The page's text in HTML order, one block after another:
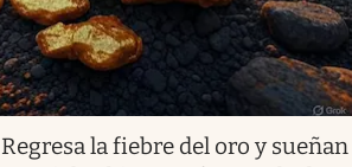
Regresa la fiebre del oro y sueñan